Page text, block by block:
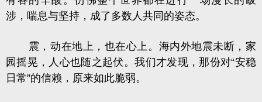
涉，喘息与坚持，成了多数人共同的姿态。
震，动在地上，也在心上。海内外地震未断，家
园摇晃，人心也随之起伏。我们才发现，那份对“安稳
日常”的信赖，原来如此脆弱。